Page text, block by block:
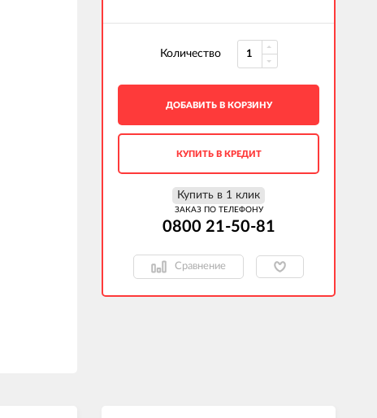
Количество
ДОБАВИТЬ В КОРЗИНУ
КУПИТЬ В КРЕДИТ
Купить в 1 клик
ЗАКАЗ ПО ТЕЛЕФОНУ
0800 21-50-81
Сравнение